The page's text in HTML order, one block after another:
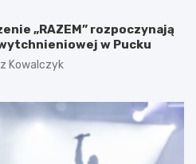
„RAZEM” rozpoczynają
w Pucku
Kowalczyk